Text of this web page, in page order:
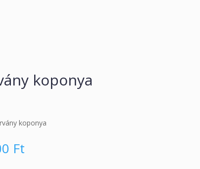
koponya
koponya
Ft